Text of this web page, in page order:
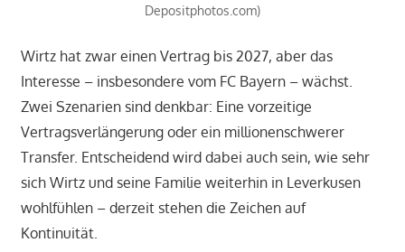
Depositphotos.com)
Wirtz hat zwar einen Vertrag bis 2027, aber das
Interesse – insbesondere vom FC Bayern – wächst.
Zwei Szenarien sind denkbar: Eine vorzeitige
Vertragsverlängerung oder ein millionenschwerer
Transfer. Entscheidend wird dabei auch sein, wie sehr
sich Wirtz und seine Familie weiterhin in Leverkusen
wohlfühlen – derzeit stehen die Zeichen auf
Kontinuität.